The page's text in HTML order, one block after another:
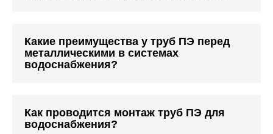
Какие преимущества у труб ПЭ перед
металлическими в системах
водоснабжения?
Как проводится монтаж труб ПЭ для
водоснабжения?